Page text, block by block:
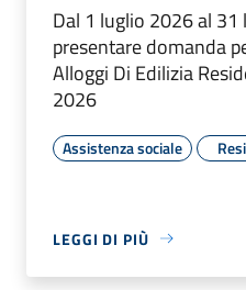
Dal 1 luglio 2026 al
presentare domanda
Alloggi Di Edilizia
2026
Assistenza sociale
LEGGI DI PIÙ